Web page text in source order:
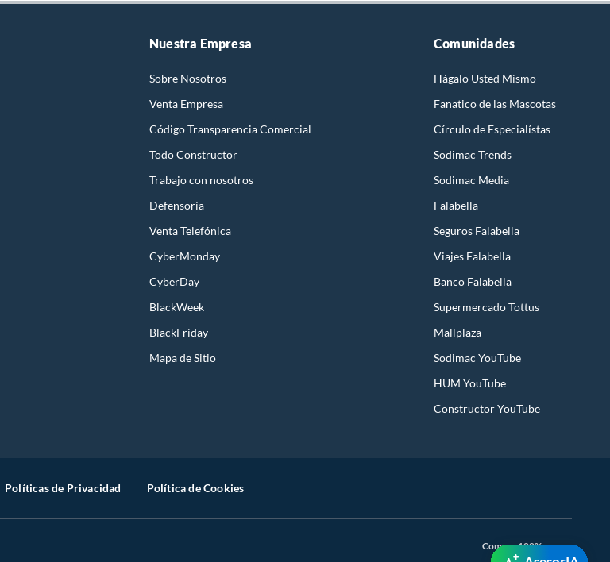
Nuestra Empresa
Sobre Nosotros
Venta Empresa
Código Transparencia Comercial
Todo Constructor
Trabajo con nosotros
Defensoría
Venta Telefónica
CyberMonday
CyberDay
BlackWeek
BlackFriday
Mapa de Sitio
Comunidades
Hágalo Usted Mismo
Fanatico de las Mascotas
Círculo de Especialístas
Sodimac Trends
Sodimac Media
Falabella
Seguros Falabella
Viajes Falabella
Banco Falabella
Supermercado Tottus
Mallplaza
Sodimac YouTube
HUM YouTube
Constructor YouTube
Políticas de Privacidad Política de Cookies
Compra 100% segura